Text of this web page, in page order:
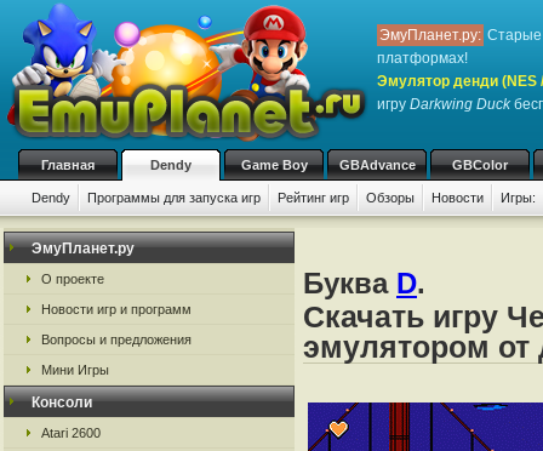
ЭмуПланет.ру: Старые
платформах!
Эмулятор денди (NES
игру Darkwing Duck
Главная Dendy Game Boy GBAdvance GBColor
Dendy Программы для запуска игр Рейтинг игр Обзоры Новости Игры:
ЭмуПланет.ру
О проекте
Новости игр и программ
Вопросы и предложения
Мини Игры
Консоли
Atari 2600
Буква D.
Скачать игру
эмулятором от